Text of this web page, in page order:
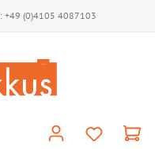
+49 (0)4105 4087103